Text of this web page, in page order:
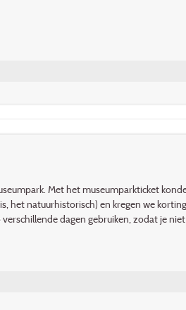
Met het museumparkticket
het natuurhistorisch) en kregen we
dagen gebruiken, zodat je